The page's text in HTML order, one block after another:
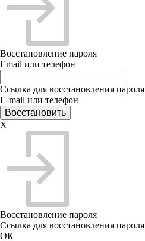
Восстановление пароля
Email или телефон
Ссылка для восстановления
E-mail или телефон
X
Восстановление пароля
Ссылка для восстановления
ОК